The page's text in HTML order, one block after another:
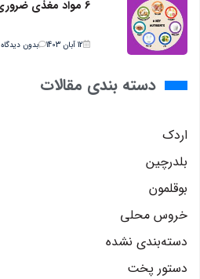
6 مواد مغذی ضروری برای بدن چیست؟
12 آبان 1403 بدون دیدگاه
دسته بندی مقالات
اردک
بلدرچین
بوقلمون
خروس محلی
دسته‌بندی نشده
دستور پخت